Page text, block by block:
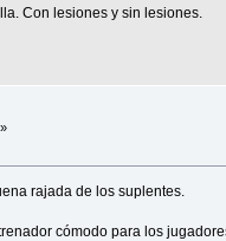
Con lesiones y sin lesiones.
rajada de los suplentes.
cómodo para los